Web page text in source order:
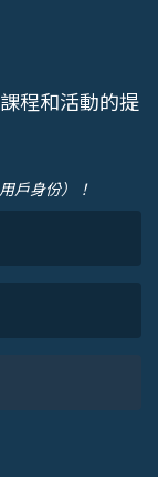
程和活動的提
戶身份）！